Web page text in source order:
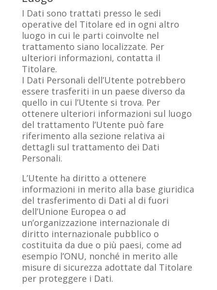
I Dati sono trattati presso le sedi
operative del Titolare ed in ogni altro
luogo in cui le parti coinvolte nel
trattamento siano localizzate. Per
ulteriori informazioni, contatta il
Titolare.
I Dati Personali dell’Utente potrebbero
essere trasferiti in un paese diverso da
quello in cui l’Utente si trova. Per
ottenere ulteriori informazioni sul luogo
del trattamento l’Utente può fare
riferimento alla sezione relativa ai
dettagli sul trattamento dei Dati
Personali.
L’Utente ha diritto a ottenere
informazioni in merito alla base giuridica
del trasferimento di Dati al di fuori
dell’Unione Europea o ad
un’organizzazione internazionale di
diritto internazionale pubblico o
costituita da due o più paesi, come ad
esempio l’ONU, nonché in merito alle
misure di sicurezza adottate dal Titolare
per proteggere i Dati.